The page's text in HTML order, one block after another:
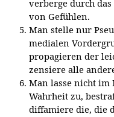
verberge durch
von Gefühlen.
Man stelle nur
medialen
propagieren der
zensiere alle
Man lasse nicht im
Wahrheit zu,
diffamiere die, die